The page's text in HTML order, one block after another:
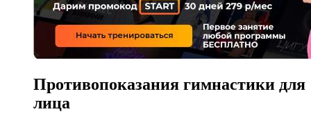
Противопоказания гимнастики для
лица